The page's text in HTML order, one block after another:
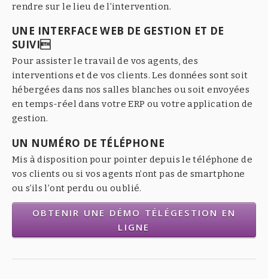
rendre sur le lieu de l’intervention.
UNE INTERFACE WEB DE GESTION ET DE
SUIVI
Pour assister le travail de vos agents, des
interventions et de vos clients. Les données sont soit
hébergées dans nos salles blanches ou soit envoyées
en temps-réel dans votre ERP ou votre application de
gestion.
UN NUMÉRO DE TÉLÉPHONE
Mis à disposition pour pointer depuis le téléphone de
vos clients ou si vos agents n’ont pas de smartphone
ou s’ils l’ont perdu ou oublié.
OBTENIR UNE DÉMO TÉLÉGESTION EN
LIGNE